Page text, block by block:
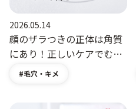
2026.05.14
顔のザラつきの正体は角質
にあり！正しいケアでむき
卵のようなつるん肌へ｜美
毛穴・キメ